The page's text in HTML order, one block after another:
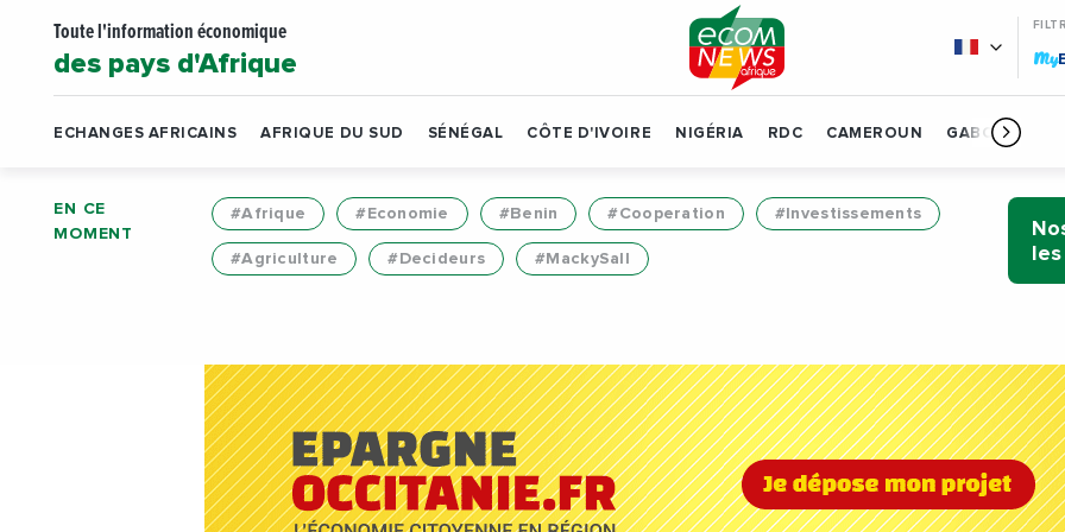
Toute l'information économique
des pays d'Afrique My
ECHANGES AFRICAINS AFRIQUE DU SUD SÉNÉGAL CÔTE D'IVOIRE NIGÉRIA RDC CAMEROUN GABON
EN CE
MOMENT
#Afrique #Economie #Benin #Cooperation #Investissements
#Agriculture #Decideurs #MackySall